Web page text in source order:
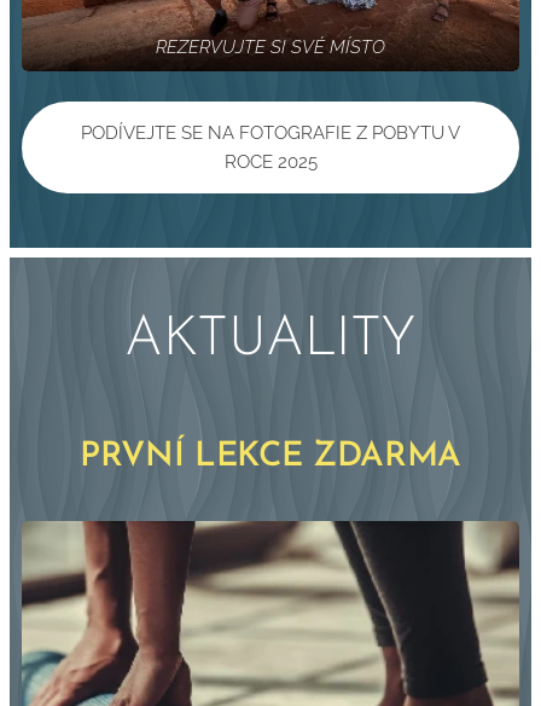
REZERVUJTE SI SVÉ MÍSTO
PODÍVEJTE SE NA FOTOGRAFIE Z POBYTU V
ROCE 2025
AKTUALITY
PRVNÍ LEKCE ZDARMA